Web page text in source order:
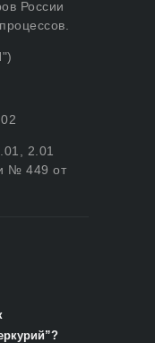
России
2.01
№ 449 от